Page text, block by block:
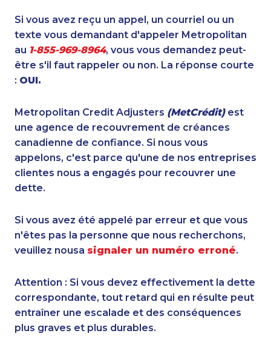
Si vous avez reçu un appel, un courriel ou un
texte vous demandant d'appeler Metropolitan
au 1-855-969-8964, vous vous demandez peut-
être s'il faut rappeler ou non. La réponse courte
: OUI.
Metropolitan Credit Adjusters (MetCrédit)est
une agence de recouvrement de créances
canadienne de confiance. Si nous vous
appelons, c'est parce qu'une de nos entreprises
clientes nous a engagés pour recouvrer une
dette.
Si vous avez été appelé par erreur et que vous
n'êtes pas la personne que nous recherchons,
veuillez nousa signaler un numéro erroné.
Attention : Si vous devez effectivement la dette
correspondante, tout retard qui en résulte peut
entraîner une escalade et des conséquences
plus graves et plus durables.